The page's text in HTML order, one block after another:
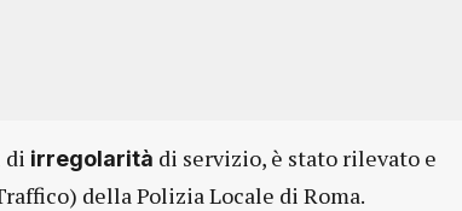
di irregolarità di servizio, è stato rilevato e
della Polizia Locale di Roma.